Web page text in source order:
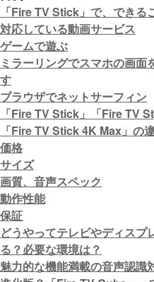
「Fire TV Stick」で、できる
対応している動画サービス
ゲームで遊ぶ
ミラーリングでスマホの画面
す
ブラウザでネットサーフィン
「Fire TV Stick」「Fire TV
「Fire TV Stick 4K Max」の
価格
サイズ
画質、音声スペック
動作性能
保証
どうやってテレビやディスプ
る？必要な環境は？
魅力的な機能満載の音声認識